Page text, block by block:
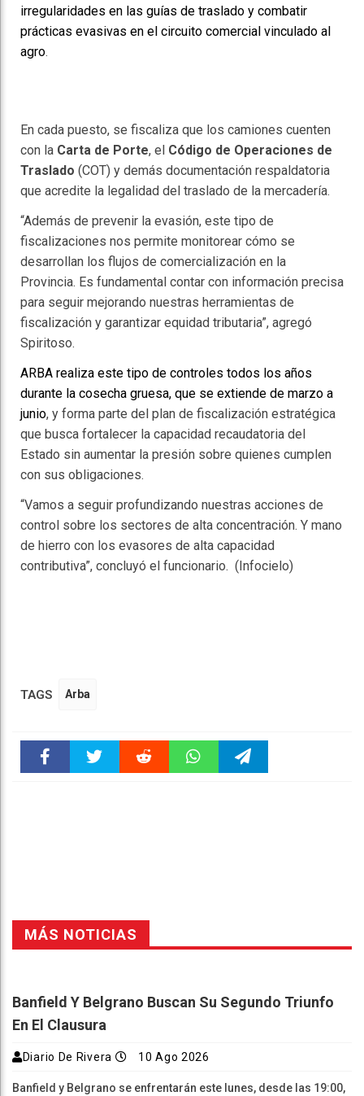
irregularidades en las guías de traslado y combatir
prácticas evasivas en el circuito comercial vinculado al
agro.
En cada puesto, se fiscaliza que los camiones cuenten
con la Carta de Porte, el Código de Operaciones de
Traslado (COT) y demás documentación respaldatoria
que acredite la legalidad del traslado de la mercadería.
“Además de prevenir la evasión, este tipo de
fiscalizaciones nos permite monitorear cómo se
desarrollan los flujos de comercialización en la
Provincia. Es fundamental contar con información precisa
para seguir mejorando nuestras herramientas de
fiscalización y garantizar equidad tributaria”, agregó
Spiritoso.
ARBA realiza este tipo de controles todos los años
durante la cosecha gruesa, que se extiende de marzo a
junio, y forma parte del plan de fiscalización estratégica
que busca fortalecer la capacidad recaudatoria del
Estado sin aumentar la presión sobre quienes cumplen
con sus obligaciones.
“Vamos a seguir profundizando nuestras acciones de
control sobre los sectores de alta concentración. Y mano
de hierro con los evasores de alta capacidad
contributiva”, concluyó el funcionario. (Infocielo)
TAGS Arba
MÁS NOTICIAS
Banfield Y Belgrano Buscan Su Segundo Triunfo
En El Clausura
Diario De Rivera 10 Ago 2026
Banfield y Belgrano se enfrentarán este lunes, desde las 19:00,